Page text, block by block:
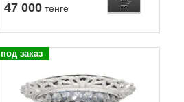
47 000 тенге
под заказ